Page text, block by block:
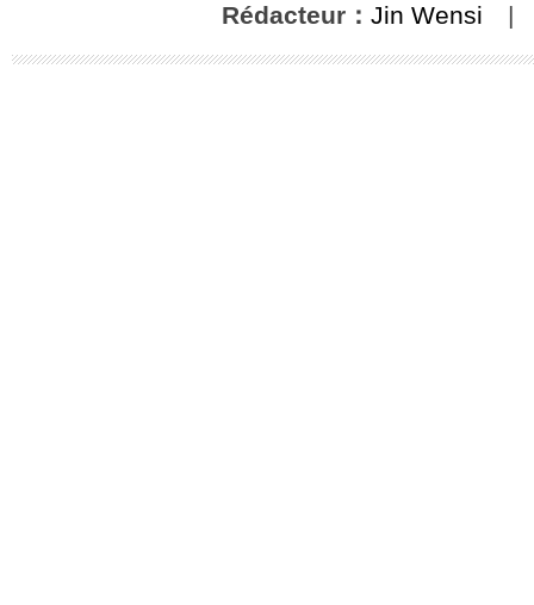
Rédacteur： Jin Wensi